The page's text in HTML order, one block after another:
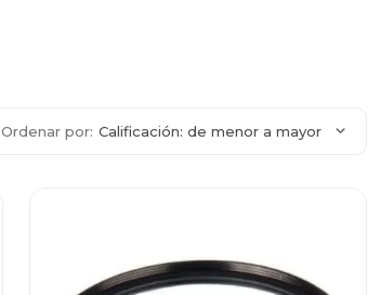
Ordenar por: Calificación: de menor a mayor